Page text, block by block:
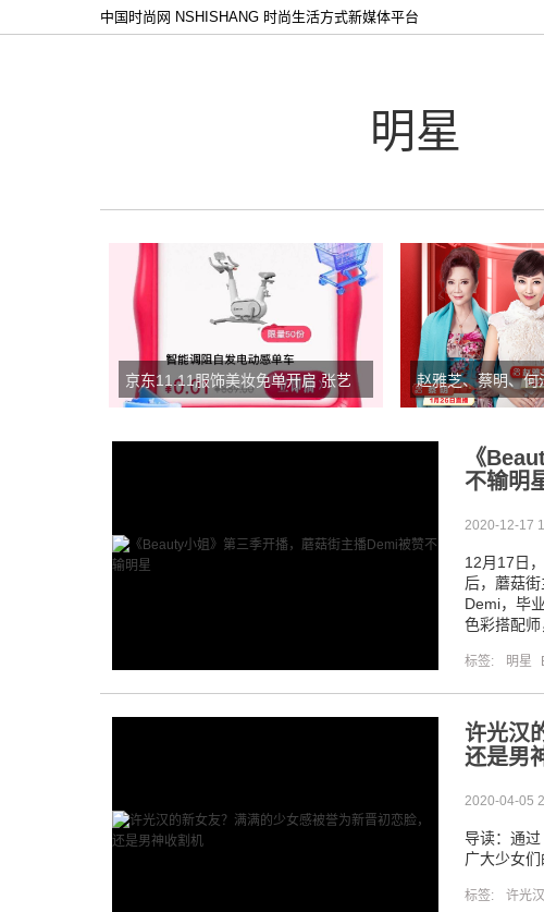
中国时尚网 NSHISHANG 时尚生活方式新媒体平台
明星
京东11.11服饰美妆免单开启 张艺
兴、刘宇宁等明星加盟 百万奖池天
赵雅芝、蔡明、何
电商春节开启“快
《
不输明
2020-12-17
12月17日
后，蘑菇
Demi，毕
色彩搭配师
标签: 明星
许光汉
还是男
2020-04-05
导读：通
广大少女们
标签: 许光